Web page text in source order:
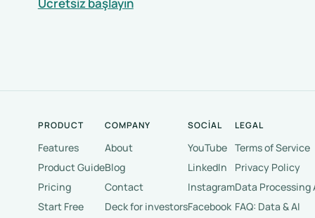
Ücretsiz başlayın
PRODUCT
Features
Product Guide
Pricing
Start Free
COMPANY
About
Blog
Contact
Deck for investors
SOCIAL
YouTube
LinkedIn
Instagram
Facebook
LEGAL
Terms of Service
Privacy Policy
Data Processing
FAQ: Data & AI